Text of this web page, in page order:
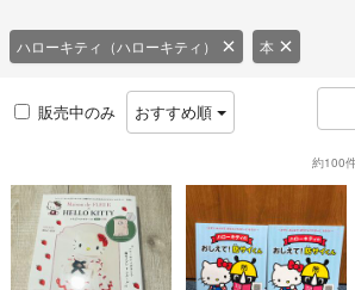
ハローキティ（ハローキティ） 本
販売中のみ おすすめ順
約100